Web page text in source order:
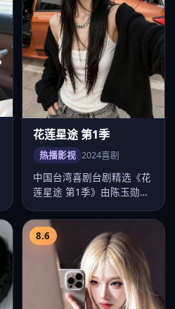
花莲星途 第1季
热播影视 2024喜剧
中国台湾喜剧台剧精选《花
莲星途 第1季》由陈玉勋执
静雯、…
8.6